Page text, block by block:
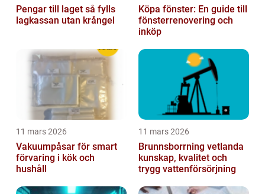
Pengar till laget så fylls
lagkassan utan krångel
Köpa fönster: En guide till
fönsterrenovering och
inköp
11 mars 2026
Vakuumpåsar för smart
förvaring i kök och
hushåll
11 mars 2026
Brunnsborrning vetlanda
kunskap, kvalitet och
trygg vattenförsörjning